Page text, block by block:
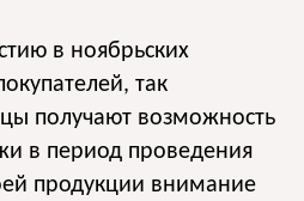
в ноябрьских
так
получают возможность
в период проведения
продукции внимание